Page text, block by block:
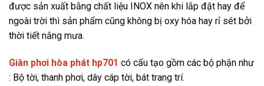
được sản xuất bằng chất liệu INOX nên khi lắp đặt hay để
ngoài trời thì sản phẩm cũng không bị oxy hóa hay rỉ sét bởi
thời tiết nắng mưa.
Giàn phơi hòa phát hp701 có cấu tạo gồm các bộ phận như
: Bộ tời, thanh phơi, dây cáp tời, bát trang trí.